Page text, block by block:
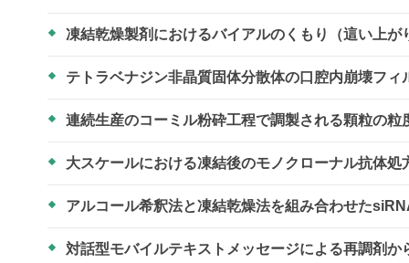
凍結乾燥製剤におけるバイアルのくもり（這い上
テトラベナジン非晶質固体分散体の口腔内崩壊フィ
連続生産のコーミル粉砕工程で調製される顆粒の
大スケールにおける凍結後のモノクローナル抗体
アルコール希釈法と凍結乾燥法を組み合わせた
対話型モバイルテキストメッセージによる再調剤